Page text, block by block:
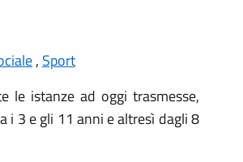
, Sport
le istanze ad oggi trasmesse,
i 3 e gli 11 anni e altresì dagli 8